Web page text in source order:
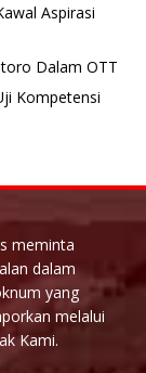
Aspirasi
Dalam OTT
Kompetensi
meminta
dalam
yang
melalui
Kami.